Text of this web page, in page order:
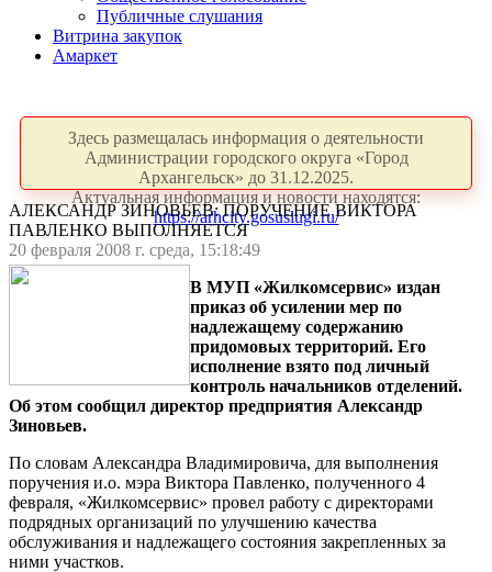
Публичные слушания
Витрина закупок
Амаркет
Здесь размещалась информация о деятельности
Администрации городского округа «Город
Архангельск» до 31.12.2025.
Актуальная информация и новости находятся:
https://arhcity.gosuslugi.ru/
АЛЕКСАНДР ЗИНОВЬЕВ: ПОРУЧЕНИЕ ВИКТОРА
ПАВЛЕНКО ВЫПОЛНЯЕТСЯ
20 февраля 2008 г. среда, 15:18:49
В МУП «Жилкомсервис» издан
приказ об усилении мер по
надлежащему содержанию
придомовых территорий. Его
исполнение взято под личный
контроль начальников отделений.
Об этом сообщил директор предприятия Александр
Зиновьев.
По словам Александра Владимировича, для выполнения
поручения и.о. мэра Виктора Павленко, полученного 4
февраля, «Жилкомсервис» провел работу с директорами
подрядных организаций по улучшению качества
обслуживания и надлежащего состояния закрепленных за
ними участков.